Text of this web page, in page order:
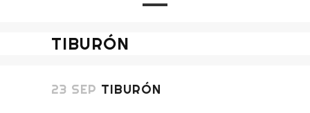
TIBURÓN
23 SEP TIBURÓN